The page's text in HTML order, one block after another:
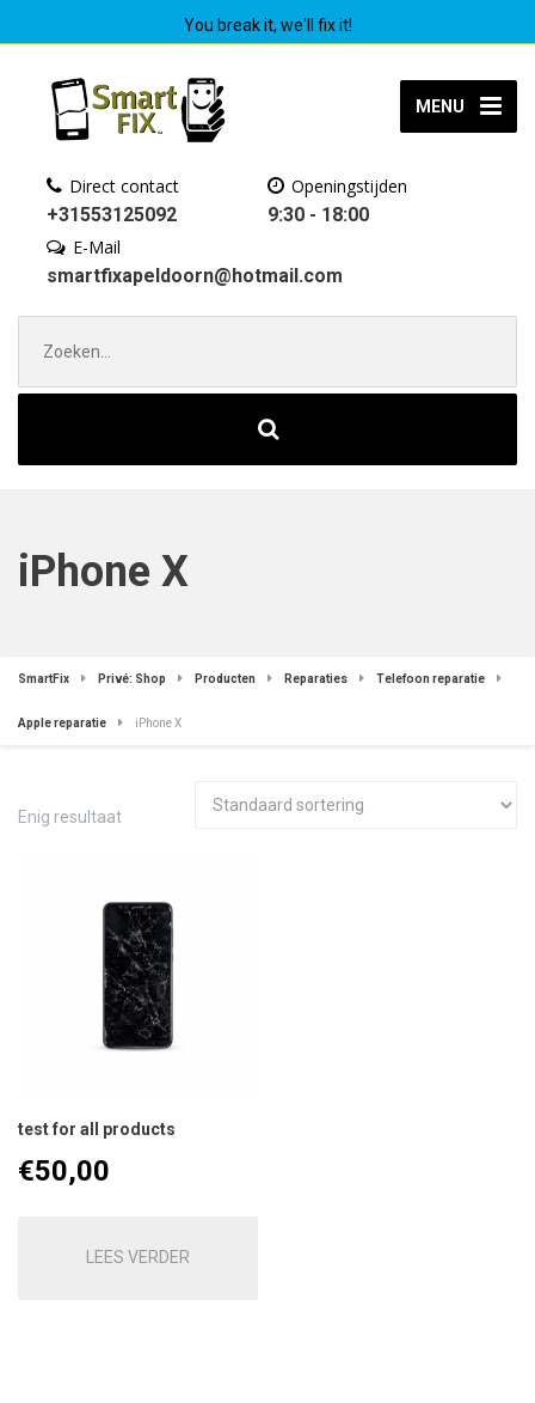
You break it, we'll fix it!
MENU
Direct contact
+31553125092
Openingstijden
9:30 - 18:00
E-Mail
smartfixapeldoorn@hotmail.com
naar:
iPhone X
SmartFix Privé: Shop Producten Reparaties Telefoon reparatie
Apple reparatie iPhone X
Enig resultaat
test for all products
€50,00
LEES VERDER